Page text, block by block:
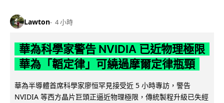
Lawton 4 小時
華為科學家警告 NVIDIA 已近物理極限
華為「韜定律」可繞過摩爾定律瓶頸
華為半導體首席科學家廖恒罕見接受近 5 小時專訪，警告
NVIDIA 等西方晶片巨頭正逼近物理極限，傳統製程升級已失經